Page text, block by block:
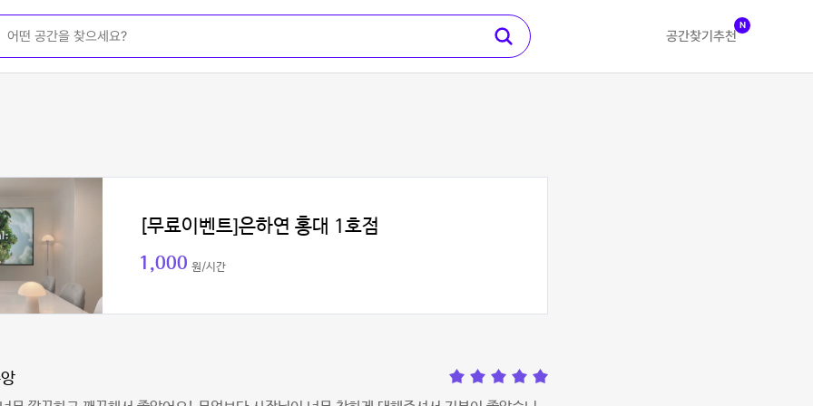
공간찾기 추천
N
[무료이벤트]은하연 홍대 1호점
1,000 원/시간